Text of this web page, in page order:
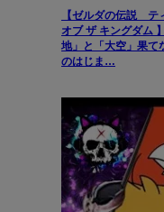
【ゼルダの伝説 テ
オブ ザ キングダム
地」と「大空」果て
のはじま…